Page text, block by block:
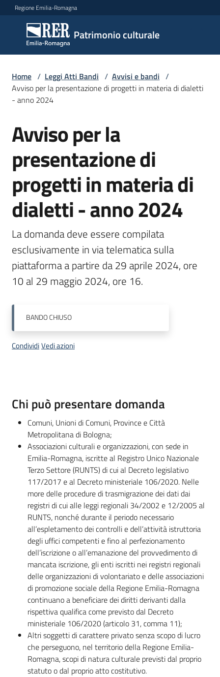
Vai al contenuto
Vai alla navigazione
Vai al footer
Regione Emilia-Romagna
Patrimonio culturale
Patrimonio
culturale
Argomenti
Novità
Servizi
Leggi
Atti
Bandi
Menu selezionato
Piani
Programmi
Progetti
Mediateca
Giuseppe
Guglielmi
su
Home / Leggi Atti Bandi / Avvisi e bandi /
Avviso per la presentazione di progetti in materia di dialetti
- anno 2024
Salta al contenuto
Avviso per la
presentazione di
progetti in materia di
dialetti - anno 2024
La domanda deve essere compilata
esclusivamente in via telematica sulla
piattaforma a partire da 29 aprile 2024, ore
10 al 29 maggio 2024, ore 16.
BANDOCHIUSO
CondividiVedi azioni
Descrizione
Chi può presentare domanda
Comuni, Unioni di Comuni, Province e Città
Metropolitana di Bologna;
Associazioni culturali e organizzazioni, con sede in
Emilia-Romagna, iscritte al Registro Unico Nazionale
Terzo Settore (RUNTS) di cui al Decreto legislativo
117/2017 e al Decreto ministeriale 106/2020. Nelle
more delle procedure di trasmigrazione dei dati dai
registri di cui alle leggi regionali 34/2002 e 12/2005 al
RUNTS, nonché durante il periodo necessario
all’espletamento dei controlli e dell’attività istruttoria
degli uffici competenti e fino al perfezionamento
dell’iscrizione o all’emanazione del provvedimento di
mancata iscrizione, gli enti iscritti nei registri regionali
delle organizzazioni di volontariato e delle associazioni
di promozione sociale della Regione Emilia-Romagna
continuano a beneficiare dei diritti derivanti dalla
rispettiva qualifica come previsto dal Decreto
ministeriale 106/2020 (articolo 31, comma 11);
Altri soggetti di carattere privato senza scopo di lucro
che perseguono, nel territorio della Regione Emilia-
Romagna, scopi di natura culturale previsti dal proprio
statuto o dal proprio atto costitutivo.